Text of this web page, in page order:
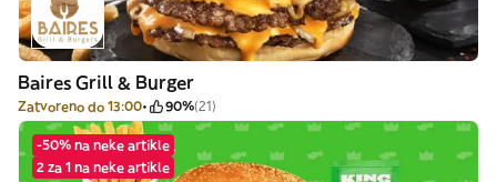
Baires Grill & Burger
Zatvoreno do 13:00 90%(21)
-50% na neke artikle
2 za 1 na neke artikle